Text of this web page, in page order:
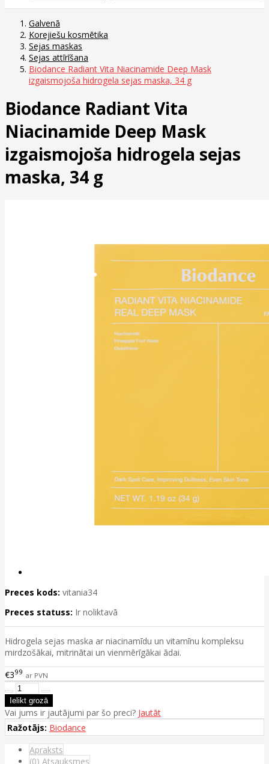
Galvenā
Korejiešu kosmētika
Sejas maskas
Sejas attīrīšana
Biodance Radiant Vita Niacinamide Deep Mask
izgaismojoša hidrogela sejas maska, 34 g
Biodance Radiant Vita
Niacinamide Deep Mask
izgaismojoša hidrogela sejas
maska, 34 g
Preces kods: vitania34
Preces statuss: Ir noliktavā
Hidrogela sejas maska ar niacinamīdu un vitamīnu kompleksu
mirdzošākai, mitrinātai un vienmērīgākai ādai.
€399 ar PVN
Vai jums ir jautājumi par šo preci? Jautāt
Ražotājs: Biodance
Apraksts
(0) Atsauksmes